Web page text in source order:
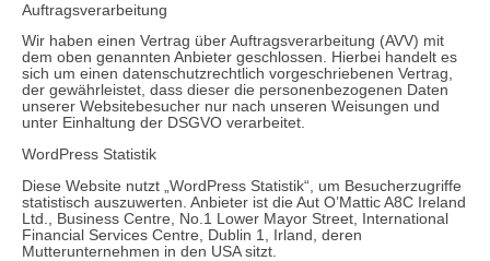
Auftragsverarbeitung
Wir haben einen Vertrag über Auftragsverarbeitung (AVV) mit
dem oben genannten Anbieter geschlossen. Hierbei handelt es
sich um einen datenschutzrechtlich vorgeschriebenen Vertrag,
der gewährleistet, dass dieser die personenbezogenen Daten
unserer Websitebesucher nur nach unseren Weisungen und
unter Einhaltung der DSGVO verarbeitet.
WordPress Statistik
Diese Website nutzt „WordPress Statistik“, um Besucherzugriffe
statistisch auszuwerten. Anbieter ist die Aut O’Mattic A8C Ireland
Ltd., Business Centre, No.1 Lower Mayor Street, International
Financial Services Centre, Dublin 1, Irland, deren
Mutterunternehmen in den USA sitzt.